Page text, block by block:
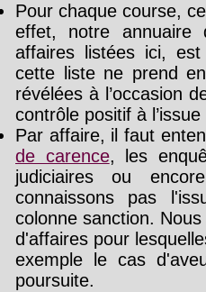
Pour chaque course,
effet, notre annuaire
affaires listées ici,
cette liste ne prend
révélées à l’occasion
contrôle positif à
Par affaire, il faut
de carence, les
judiciaires ou
connaissons pas
colonne sanction.
d'affaires pour
exemple le cas
poursuite.